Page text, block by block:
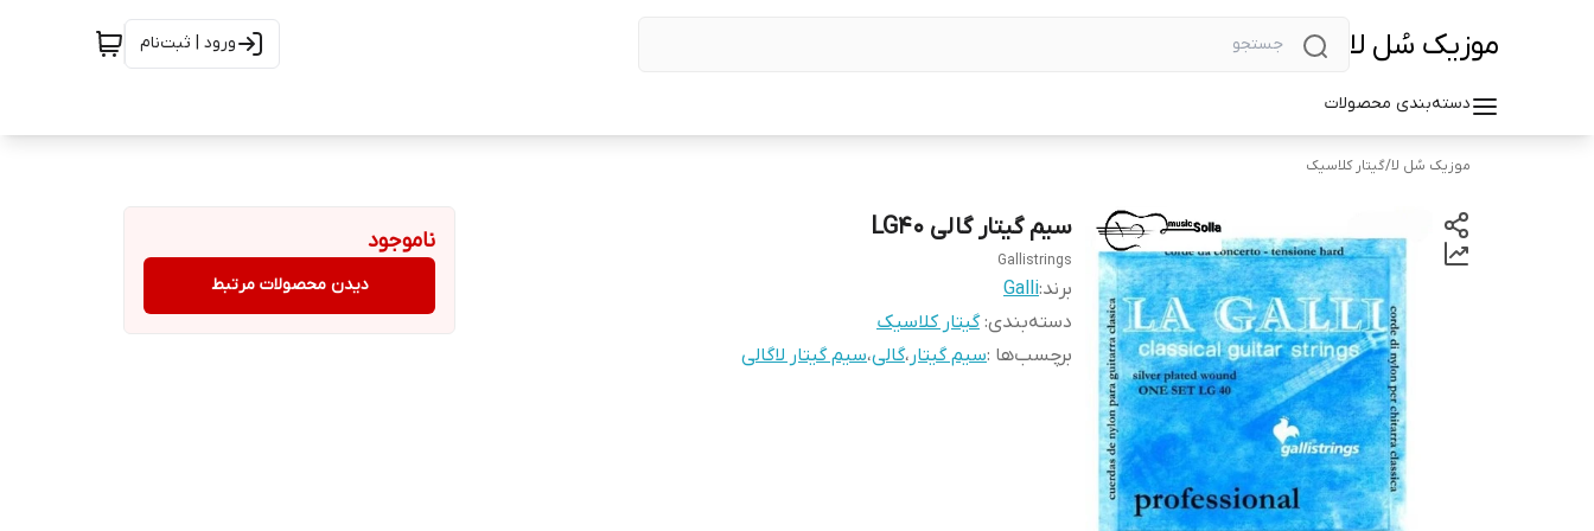
موزیک سُل لا ورود | ثبت‌نام
دسته‌بندی محصولات
موزیک سُل لا/گیتار کلاسیک
سیم گیتار گالی LG40
Gallistrings
برند:Galli
دسته‌بندی:گیتار کلاسیک
برچسب‌ها :سیم گیتار ،گالی،سیم گیتار لاگالی
ناموجود
دیدن محصولات مرتبط